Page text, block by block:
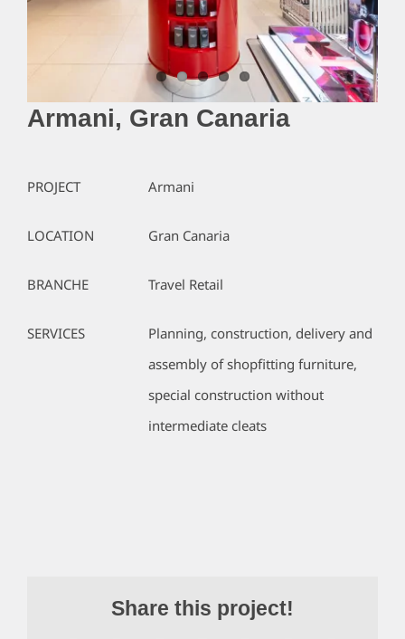
Armani, Gran Canaria
PROJECT
LOCATION
BRANCHE
SERVICES
Armani
Gran Canaria
Travel Retail
Planning, construction, delivery and
assembly of shopfitting furniture,
special construction without
intermediate cleats
Share this project!